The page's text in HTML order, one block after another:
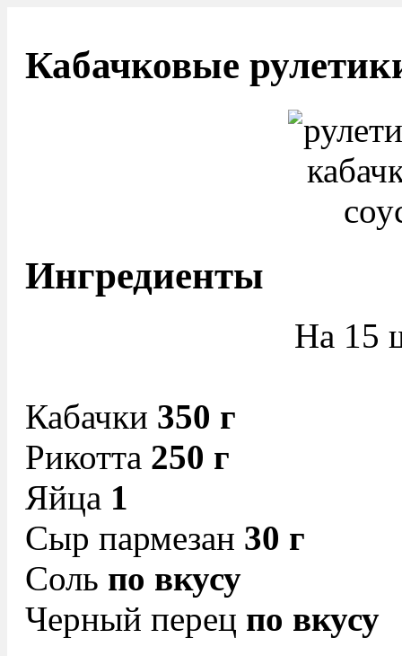
Кабачковые
Ингредиенты
На 15
Кабачки 350 г
Рикотта 250 г
Яйца 1
Сыр пармезан 30 г
Соль по вкусу
Черный перец по вкусу